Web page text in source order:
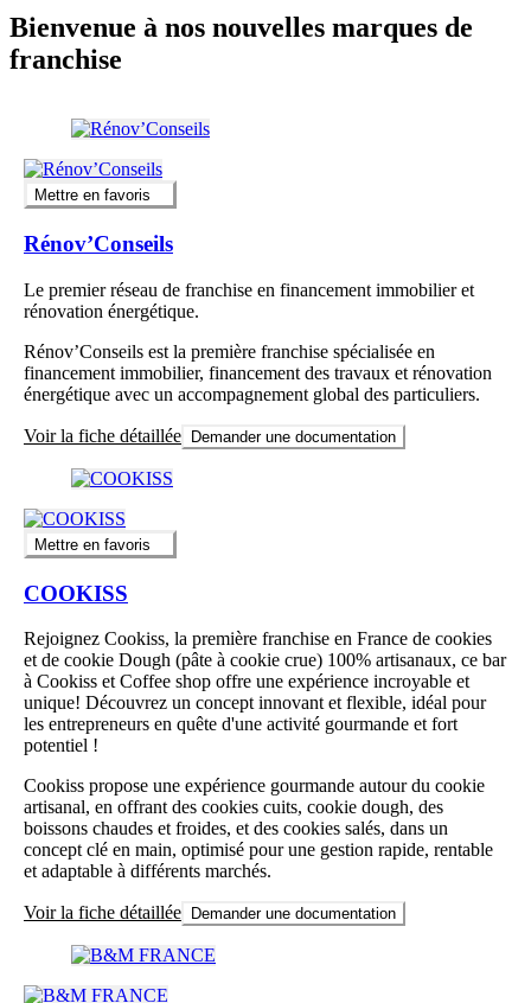
Bienvenue à nos nouvelles marques de
franchise
Mettre en favoris
Rénov’Conseils
Le premier réseau de franchise en financement immobilier et
rénovation énergétique.
Rénov’Conseils est la première franchise spécialisée en
financement immobilier, financement des travaux et rénovation
énergétique avec un accompagnement global des particuliers.
Voir la fiche détaillée Demander une documentation
Mettre en favoris
COOKISS
Rejoignez Cookiss, la première franchise en France de cookies
et de cookie Dough (pâte à cookie crue) 100% artisanaux, ce bar
à Cookiss et Coffee shop offre une expérience incroyable et
unique! Découvrez un concept innovant et flexible, idéal pour
les entrepreneurs en quête d'une activité gourmande et fort
potentiel !
Cookiss propose une expérience gourmande autour du cookie
artisanal, en offrant des cookies cuits, cookie dough, des
boissons chaudes et froides, et des cookies salés, dans un
concept clé en main, optimisé pour une gestion rapide, rentable
et adaptable à différents marchés.
Voir la fiche détaillée Demander une documentation